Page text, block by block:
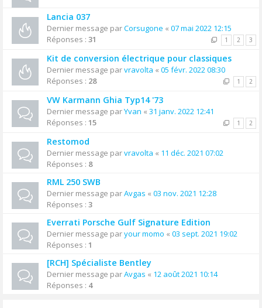
Lancia 037
Dernier message parCorsugone « 07 mai 2022 12:15
Réponses : 31 1 2 3
Kit de conversion électrique pour classiques
Dernier message parvravolta « 05 févr. 2022 08:30
Réponses : 28 1 2
VW Karmann Ghia Typ14 '73
Dernier message parYvan « 31 janv. 2022 12:41
Réponses : 15 1 2
Restomod
Dernier message parvravolta « 11 déc. 2021 07:02
Réponses : 8
RML 250 SWB
Dernier message parAvgas « 03 nov. 2021 12:28
Réponses : 3
Everrati Porsche Gulf Signature Edition
Dernier message paryour momo « 03 sept. 2021 19:02
Réponses : 1
[RCH] Spécialiste Bentley
Dernier message parAvgas « 12 août 2021 10:14
Réponses : 4